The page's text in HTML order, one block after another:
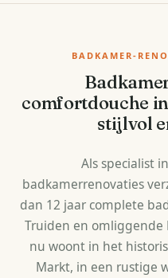
BADKAMER-
comfortdouche
stijlvol
Als specialist
badkamerrenovaties
dan 12 jaar complete
Truiden en
nu woont in het
Markt, in een rustige